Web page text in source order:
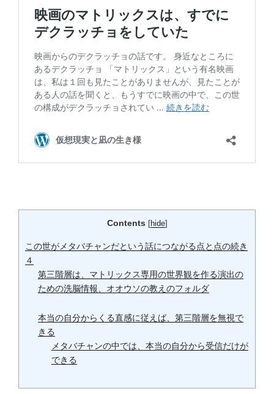
Contents [hide]
この世がメタバチャンだという話につながる点と点の続き
４
第三階層は、マトリックス専用の世界観を作る演出の
ための洗脳情報、オオウソの教えのフォルダ
本当の自分からくる直感に従えば、第三階層を無視で
きる
メタバチャンの中では、本当の自分から受信だけが
できる